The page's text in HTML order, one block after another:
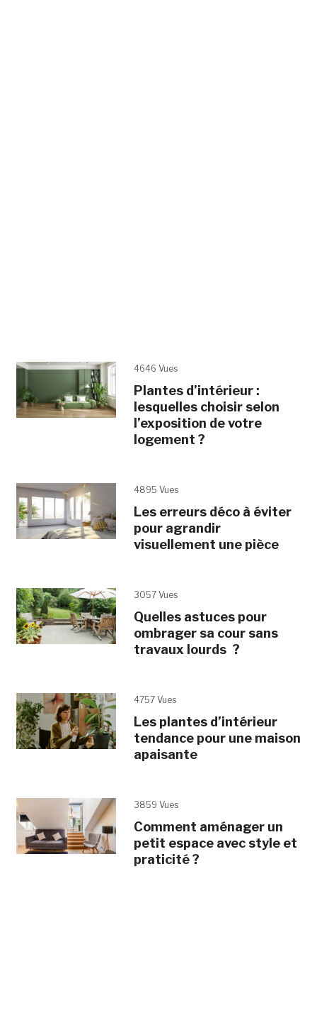
4646 Vues
Plantes d’intérieur :
lesquelles choisir selon
l’exposition de votre
logement ?
4895 Vues
Les erreurs déco à éviter
pour agrandir
visuellement une pièce
3057 Vues
Quelles astuces pour
ombrager sa cour sans
travaux lourds ?
4757 Vues
Les plantes d’intérieur
tendance pour une maison
apaisante
3859 Vues
Comment aménager un
petit espace avec style et
praticité ?